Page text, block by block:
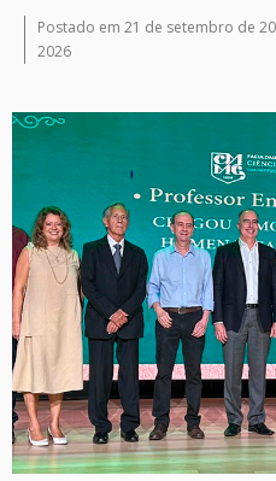
Postado em 21 de setembro de
2026